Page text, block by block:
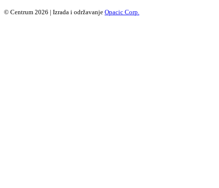
© Centrum 2026 | Izrada i održavanje Opacic Corp.